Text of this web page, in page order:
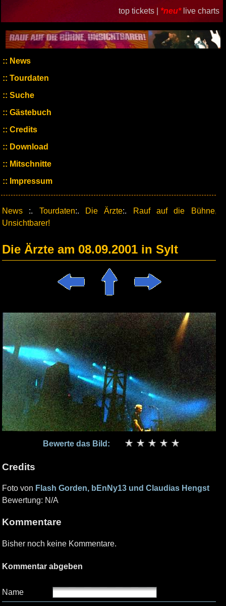
top tickets | *neu* live charts
News
Tourdaten
Suche
Gästebuch
Credits
Download
Mitschnitte
Impressum
News :. Tourdaten:. Die Ärzte:.
Rauf auf die Bühne,
Unsichtbarer!
Die Ärzte am 08.09.2001 in Sylt
Bewerte das Bild:
Credits
Foto von Flash Gorden, bEnNy13 und Claudias Hengst
Bewertung: N/A
Kommentare
Bisher noch keine Kommentare.
Kommentar abgeben
Name